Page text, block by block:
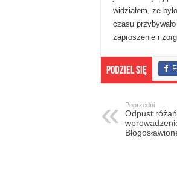
widziałem, że
czasu
zaproszenie i
Podziel się
Poprzedni
Odpust